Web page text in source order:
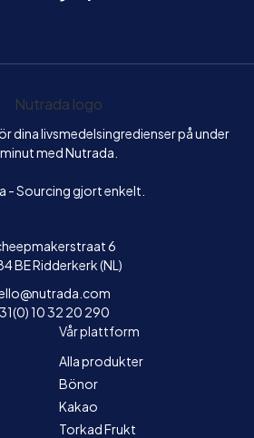
dina livsmedelsingredienser på under
med Nutrada.
- Sourcing gjort enkelt.
6
BE Ridderkerk (NL)
10 32 20 290
Vår plattform
Alla produkter
Bönor
Kakao
Torkad Frukt